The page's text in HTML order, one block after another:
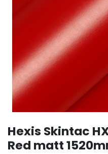
Hexis Skintac
Red matt